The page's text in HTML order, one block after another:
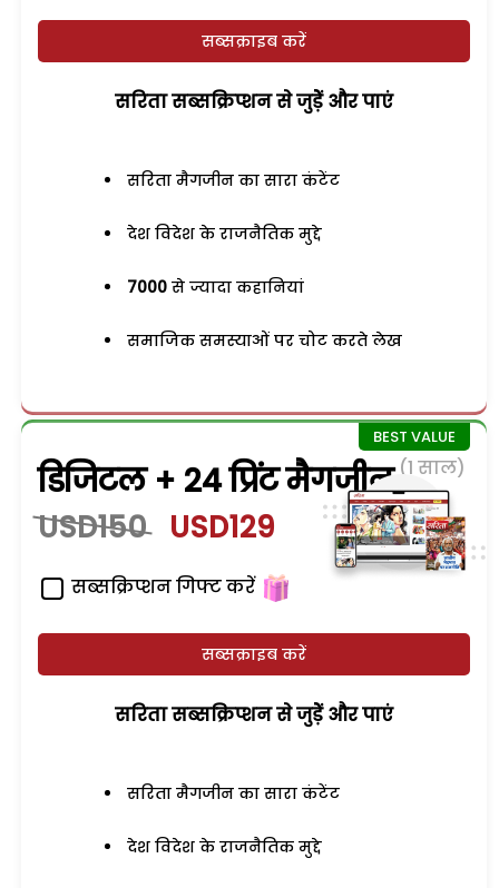
सब्सक्राइब करें
सरिता सब्सक्रिप्शन से जुड़ेें और पाएं
सरिता मैगजीन का सारा कंटेंट
देश विदेश के राजनैतिक मुद्दे
7000 से ज्यादा कहानियां
समाजिक समस्याओं पर चोट करते लेख
डिजिटल + 24 प्रिंट मैगजीन (1 साल)
USD150 USD129
सब्सक्रिप्शन गिफ्ट करें
सब्सक्राइब करें
सरिता सब्सक्रिप्शन से जुड़ेें और पाएं
सरिता मैगजीन का सारा कंटेंट
देश विदेश के राजनैतिक मुद्दे